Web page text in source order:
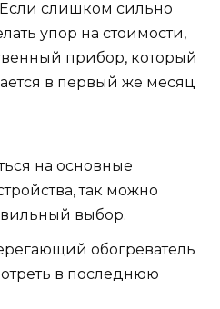
слишком сильно
упор на стоимости,
прибор, который
в первый же месяц
на основные
так можно
выбор.
обогреватель
в последнюю